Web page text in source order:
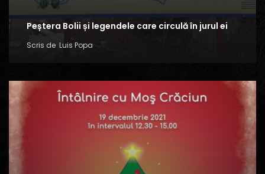
Peștera Bolii și legendele care circulă în jurul ei
Scris de Luis Popa